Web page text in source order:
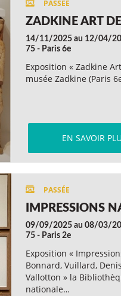
ZADKINE ART
14/11/2025 au 12/04/
75 - Paris 6e
Exposition « Zadkine
musée Zadkine (Paris
EN SAVOIR
IMPRESSIONS
09/09/2025 au 08/03/
75 - Paris 2e
Exposition «
Bonnard, Vuillard,
Vallotton » la
nationale…